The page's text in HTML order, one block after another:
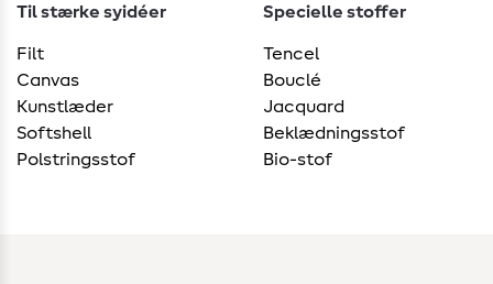
Til stærke syidéer
Filt
Canvas
Kunstlæder
Softshell
Polstringsstof
Specielle stoffer
Tencel
Bouclé
Jacquard
Beklædningsstof
Bio-stof